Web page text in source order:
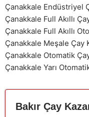
Çanakkale Endüstriyel
Çanakkale Full Akıllı
Çanakkale Full Akıllı
Çanakkale Meşale Çay
Çanakkale Otomatik
Çanakkale Yarı
Bakır Çay